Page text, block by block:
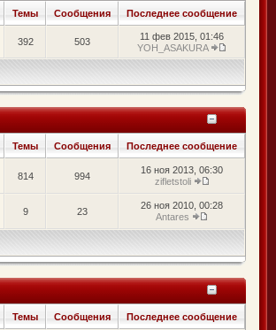
Темы Сообщения Последнее сообщение
392 503
11 фев 2015, 01:46
YOH_ASAKURA
Темы Сообщения Последнее сообщение
814 994
16 ноя 2013, 06:30
zifletstoli
9 23
26 ноя 2010, 00:28
Antares
Темы Сообщения Последнее сообщение